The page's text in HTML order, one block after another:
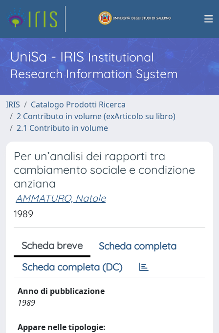
UniSa - IRISInstitutional
Research Information System
IRIS
Catalogo Prodotti Ricerca
2 Contributo in volume (exArticolo su libro)
2.1 Contributo in volume
Per un’analisi dei rapporti tra
cambiamento sociale e condizione
anziana
AMMATURO, Natale
1989
Scheda breve
Scheda completa
Scheda completa (DC)
Anno di pubblicazione
1989
Appare nelle tipologie: